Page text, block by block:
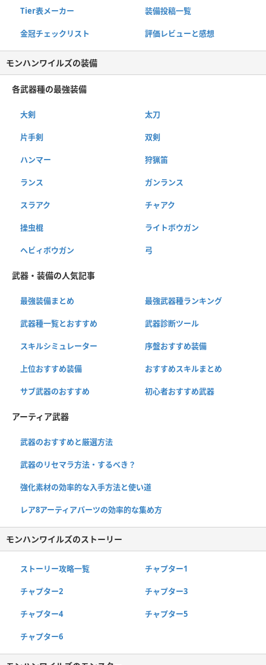
Tier表メーカー 装備投稿一覧
金冠チェックリスト 評価レビューと感想
モンハンワイルズの装備
各武器種の最強装備
大剣 太刀
片手剣 双剣
ハンマー 狩猟笛
ランス ガンランス
スラアク チャアク
操虫棍 ライトボウガン
ヘビィボウガン 弓
武器・装備の人気記事
最強装備まとめ 最強武器種ランキング
武器種一覧とおすすめ 武器診断ツール
スキルシミュレーター 序盤おすすめ装備
上位おすすめ装備 おすすめスキルまとめ
サブ武器のおすすめ 初心者おすすめ武器
アーティア武器
武器のおすすめと厳選方法
武器のリセマラ方法・するべき？
強化素材の効率的な入手方法と使い道
レア8アーティアパーツの効率的な集め方
モンハンワイルズのストーリー
ストーリー攻略一覧 チャプター1
チャプター2 チャプター3
チャプター4 チャプター5
チャプター6